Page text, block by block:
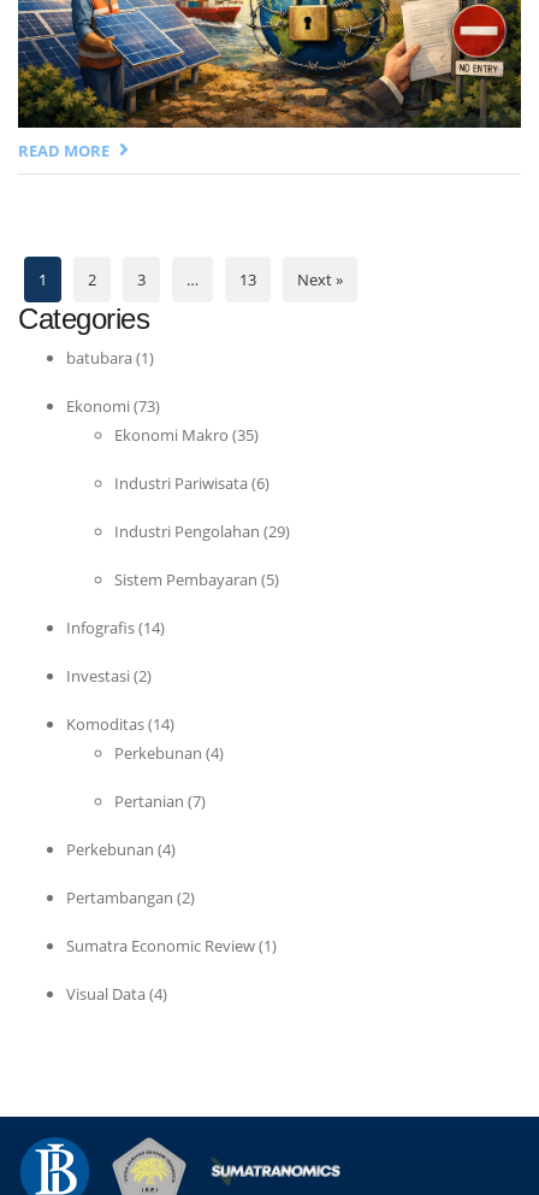
READ MORE
1 2 3 … 13 Next »
Categories
batubara(1)
Ekonomi(73)
Ekonomi Makro (35)
Industri Pariwisata(6)
Industri Pengolahan (29)
Sistem Pembayaran (5)
Infografis(14)
Investasi(2)
Komoditas(14)
Perkebunan (4)
Pertanian (7)
Perkebunan (4)
Pertambangan (2)
Sumatra Economic Review(1)
Visual Data(4)